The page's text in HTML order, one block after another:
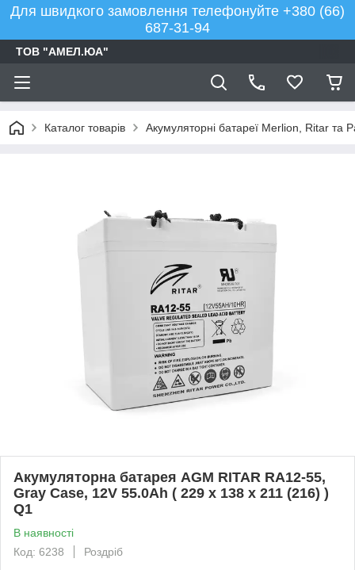
Для швидкого замовлення телефонуйте +380 (66)
687-31-94
ТОВ "АМЕЛ.ЮА"
Каталог товарів Акумуляторні батареї Merlion, Ritar та
Акумуляторна батарея AGM RITAR RA12-55,
Gray Case, 12V 55.0Ah ( 229 x 138 x 211 (216) )
Q1
В наявності
Код: 6238
Роздріб